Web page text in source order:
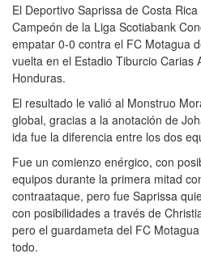
El Deportivo Saprissa de Costa
Campeón de la Liga Scotiabank
empatar 0-0 contra el FC Motagua
vuelta en el Estadio Tiburcio Carias
Honduras.
El resultado le valió al Monstruo
global, gracias a la anotación de
ida fue la diferencia entre los dos
Fue un comienzo enérgico, con
equipos durante la primera mitad
contraataque, pero fue Saprissa
con posibilidades a través de
pero el guardameta del FC
todo.